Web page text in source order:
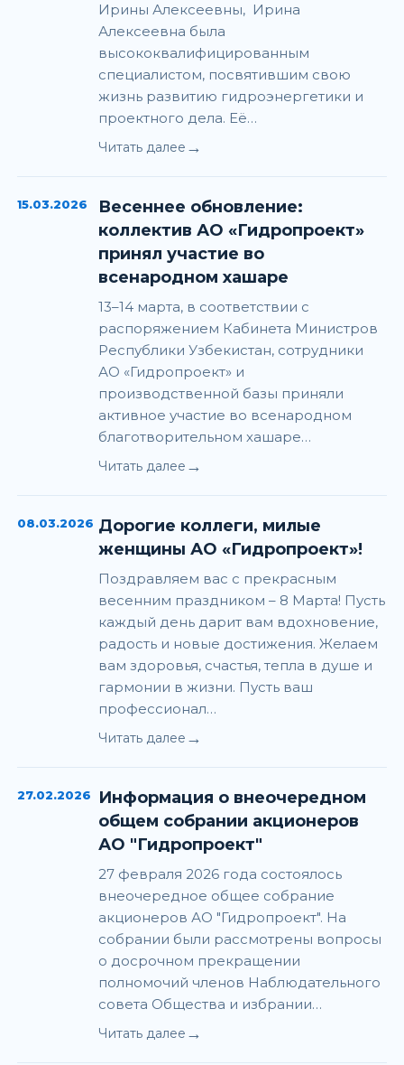
Ирины Алексеевны, Ирина
Алексеевна была
высококвалифицированным
специалистом, посвятившим свою
жизнь развитию гидроэнергетики и
проектного дела. Её…
Читать далее →
15.03.2026
Весеннее обновление:
коллектив АО «Гидропроект»
принял участие во
всенародном хашаре
13–14 марта, в соответствии с
распоряжением Кабинета Министров
Республики Узбекистан, сотрудники
АО «Гидропроект» и
производственной базы приняли
активное участие во всенародном
благотворительном хашаре…
Читать далее →
08.03.2026 Дорогие коллеги, милые
женщины АО «Гидропроект»!
Поздравляем вас с прекрасным
весенним праздником – 8 Марта! Пусть
каждый день дарит вам вдохновение,
радость и новые достижения. Желаем
вам здоровья, счастья, тепла в душе и
гармонии в жизни. Пусть ваш
профессионал…
Читать далее →
27.02.2026
Информация о внеочередном
общем собрании акционеров
АО "Гидропроект"
27 февраля 2026 года состоялось
внеочередное общее собрание
акционеров АО "Гидропроект". На
собрании были рассмотрены вопросы
о досрочном прекращении
полномочий членов Наблюдательного
совета Общества и избрании…
Читать далее →